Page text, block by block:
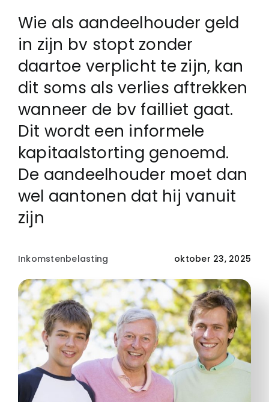
Klachtenregeling
Contact
Wie als aandeelhouder geld
in zijn bv stopt zonder
daartoe verplicht te zijn, kan
dit soms als verlies aftrekken
wanneer de bv failliet gaat.
Dit wordt een informele
kapitaalstorting genoemd.
De aandeelhouder moet dan
wel aantonen dat hij vanuit
zijn
Inkomstenbelasting oktober 23, 2025